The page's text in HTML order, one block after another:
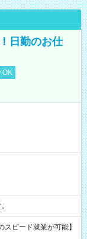
日勤のお仕
OK
ピード就業が可能】